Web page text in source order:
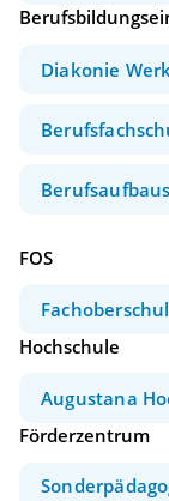
Diakonie
FOS
Hochschule
Augustana
Förderzentrum